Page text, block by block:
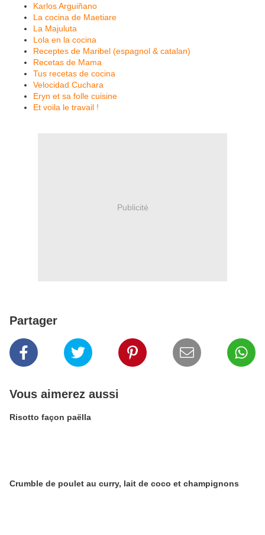
Karlos Arguiñano
La cocina de Maetiare
La Majuluta
Lola en la cocina
Receptes de Maribel (espagnol & catalan)
Recetas de Mama
Tus recetas de cocina
Velocidad Cuchara
Eryn et sa folle cuisine
Et voila le travail !
Publicité
Partager
Vous aimerez aussi
Risotto façon paëlla
Crumble de poulet au curry, lait de coco et champignons